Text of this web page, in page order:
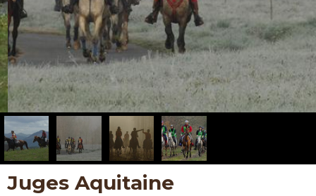
Juges Aquitaine